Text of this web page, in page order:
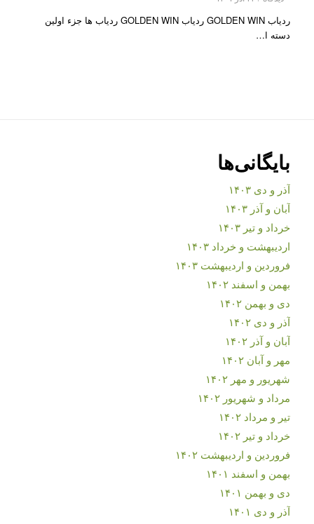
ردیاب GOLDEN WIN ردیاب GOLDEN WIN ردیاب ها جزء اولین
دسته ا…
بایگانی‌ها
آذر و دی ۱۴۰۳
آبان و آذر ۱۴۰۳
خرداد و تیر ۱۴۰۳
اردیبهشت و خرداد ۱۴۰۳
فروردین و اردیبهشت ۱۴۰۳
بهمن و اسفند ۱۴۰۲
دی و بهمن ۱۴۰۲
آذر و دی ۱۴۰۲
آبان و آذر ۱۴۰۲
مهر و آبان ۱۴۰۲
شهریور و مهر ۱۴۰۲
مرداد و شهریور ۱۴۰۲
تیر و مرداد ۱۴۰۲
خرداد و تیر ۱۴۰۲
فروردین و اردیبهشت ۱۴۰۲
بهمن و اسفند ۱۴۰۱
دی و بهمن ۱۴۰۱
آذر و دی ۱۴۰۱